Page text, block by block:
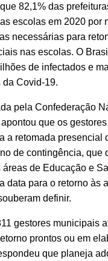
82,1% das
escolas em 2020 por
necessárias para
nas escolas. O
de infectados e
da Covid-19.
pela Confederação
que os
a retomada presencial
de contingência, que
de Educação e
data para o retorno às
definir.
gestores municipais
prontos ou em
que planeja